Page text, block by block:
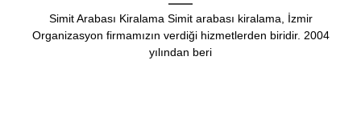
Simit Arabası Kiralama Simit arabası kiralama, İzmir
Organizasyon firmamızın verdiği hizmetlerden biridir. 2004
yılından beri